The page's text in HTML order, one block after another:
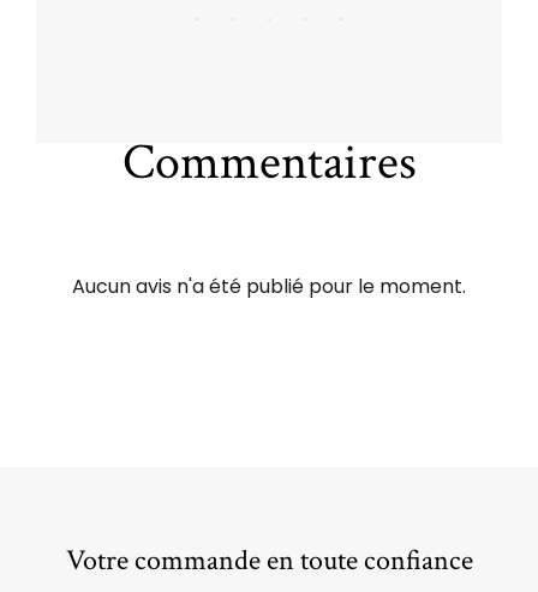
Commentaires
Aucun avis n'a été publié pour le moment.
Votre commande en toute confiance